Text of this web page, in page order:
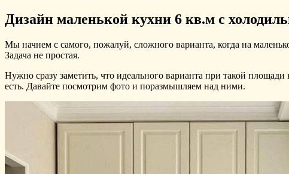
Дизайн маленькой кухни 6 кв.м с
Мы начнем с самого, пожалуй, сложного варианта, когда на
Задача не простая.
Нужно сразу заметить, что идеального варианта при такой
есть. Давайте посмотрим фото и поразмышляем над ними.